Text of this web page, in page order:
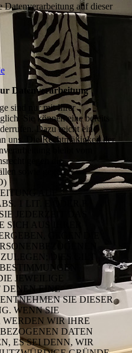
auf dieser
Datenverarbeitung
sind nur mit Ihrer
Sie können eine bereits
Dazu reicht eine
uns. Die Rechtmäßigkeit der
bleibt vom
gegen die
sowie gegen
AUF
1 LIT. E ODER F
JEDERZEIT DAS
SICH AUS IHRER
GEGEN DIE
DIES GILT
JEWEILIGE
DENEN EINE
SIE DIESER
WENN SIE
WIR IHRE
DATEN
ES SEI DENN, WIR